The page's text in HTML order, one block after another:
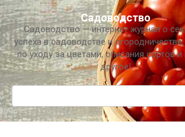
Перейти
к
контенту
Садоводство
Садоводство — интернет журнал о
успеха в садоводстве и
по уходу за цветами, описания сортов и
другое!
Поиск: